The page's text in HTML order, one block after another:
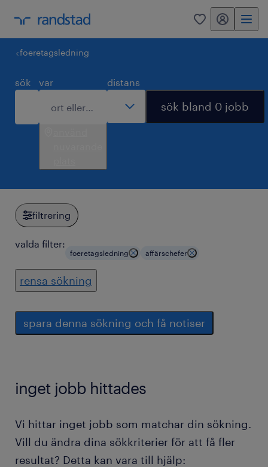
0 mitt randstad
foeretagsledning
sök var distans
sök bland 0 jobb
filtrering
valda filter:
foeretagsledning affärschefer
rensa sökning
spara denna sökning och få notiser
inget jobb hittades
Vi hittar inget jobb som matchar din sökning.
Vill du ändra dina sökkriterier för att få fler
resultat? Detta kan vara till hjälp: